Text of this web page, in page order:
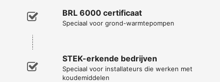
BRL 6000 certificaat
Speciaal voor grond-warmtepompen
STEK-erkende bedrijven
Speciaal voor installateurs die werken met
koudemiddelen